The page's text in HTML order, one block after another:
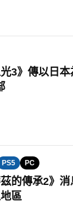
3》傳以日
PS5 PC
的傳承2》
區